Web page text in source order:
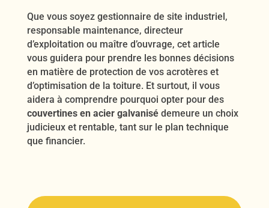
Que vous soyez gestionnaire de site industriel,
responsable maintenance, directeur
d’exploitation ou maître d’ouvrage, cet article
vous guidera pour prendre les bonnes décisions
en matière de protection de vos acrotères et
d’optimisation de la toiture. Et surtout, il vous
aidera à comprendre pourquoi opter pour des
couvertines en acier galvanisédemeure un choix
judicieux et rentable, tant sur le plan technique
que financier.